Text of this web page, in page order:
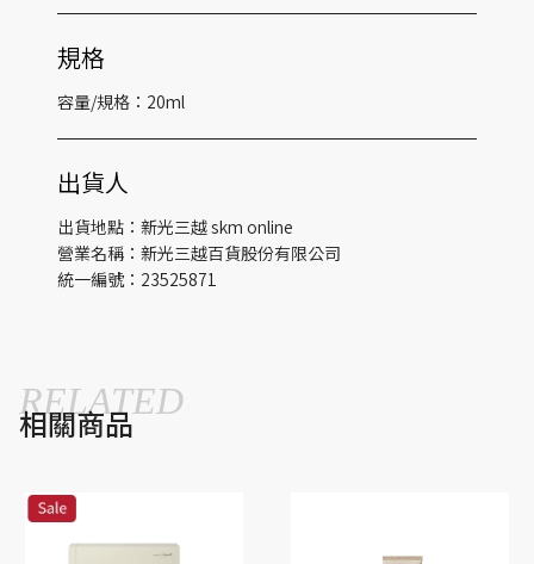
規格
容量/規格：20ml
出貨人
出貨地點：新光三越 skm online
營業名稱：新光三越百貨股份有限公司
統一編號：23525871
相關商品
RELATED